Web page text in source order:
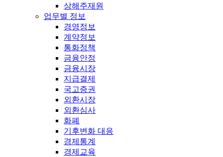
상해주재원
업무별 정보
경영정보
계약정보
통화정책
금융안정
금융시장
지급결제
국고증권
외환시장
외환심사
화폐
기후변화 대응
경제통계
경제교육